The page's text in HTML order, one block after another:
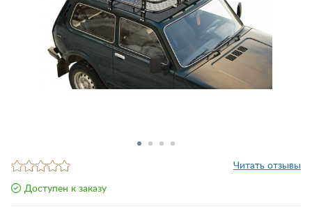
Читать отзывы
Доступен к заказу